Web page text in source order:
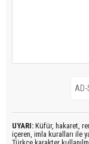
UYARI: Küfür, hakaret,
içeren, imla kuralları ile